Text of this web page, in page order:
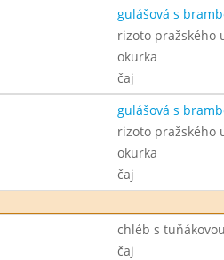
gulášová s
rizoto pražského
okurka
čaj
gulášová s
rizoto pražského
okurka
čaj
chléb s
čaj